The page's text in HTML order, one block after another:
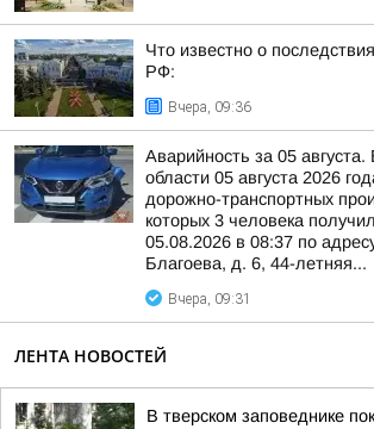
Что известно о
РФ:
Вчера, 09:36
Аварийность за 05 августа.
области 05 августа 2026
дорожно-транспортных
которых 3 человека
05.08.2026 в 08:37 по
Благоева, д. 6, 44-летняя...
Вчера, 09:31
ЛЕНТА НОВОСТЕЙ
В тверском заповеднике